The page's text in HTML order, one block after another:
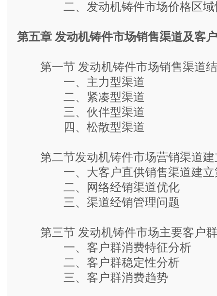
二、发动机铸件市场价格区域
第五章 发动机铸件市场销售渠道及客
第一节 发动机铸件市场销售渠道
一、主力型渠道
二、紧凑型渠道
三、伙伴型渠道
四、松散型渠道
第二节发动机铸件市场营销渠道建
一、大客户直供销售渠道建立
二、网络经销渠道优化
三、渠道经销管理问题
第三节 发动机铸件市场主要客户
一、客户群消费特征分析
二、客户群稳定性分析
三、客户群消费趋势